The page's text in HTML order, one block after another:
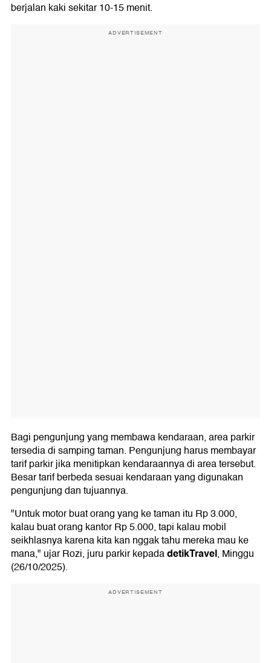
berjalan kaki sekitar 10-15 menit.
ADVERTISEMENT
Bagi pengunjung yang membawa kendaraan, area parkir
tersedia di samping taman. Pengunjung harus membayar
tarif parkir jika menitipkan kendaraannya di area tersebut.
Besar tarif berbeda sesuai kendaraan yang digunakan
pengunjung dan tujuannya.
"Untuk motor buat orang yang ke taman itu Rp 3.000,
kalau buat orang kantor Rp 5.000, tapi kalau mobil
seikhlasnya karena kita kan nggak tahu mereka mau ke
mana," ujar Rozi, juru parkir kepadadetikTravel, Minggu
(26/10/2025).
ADVERTISEMENT